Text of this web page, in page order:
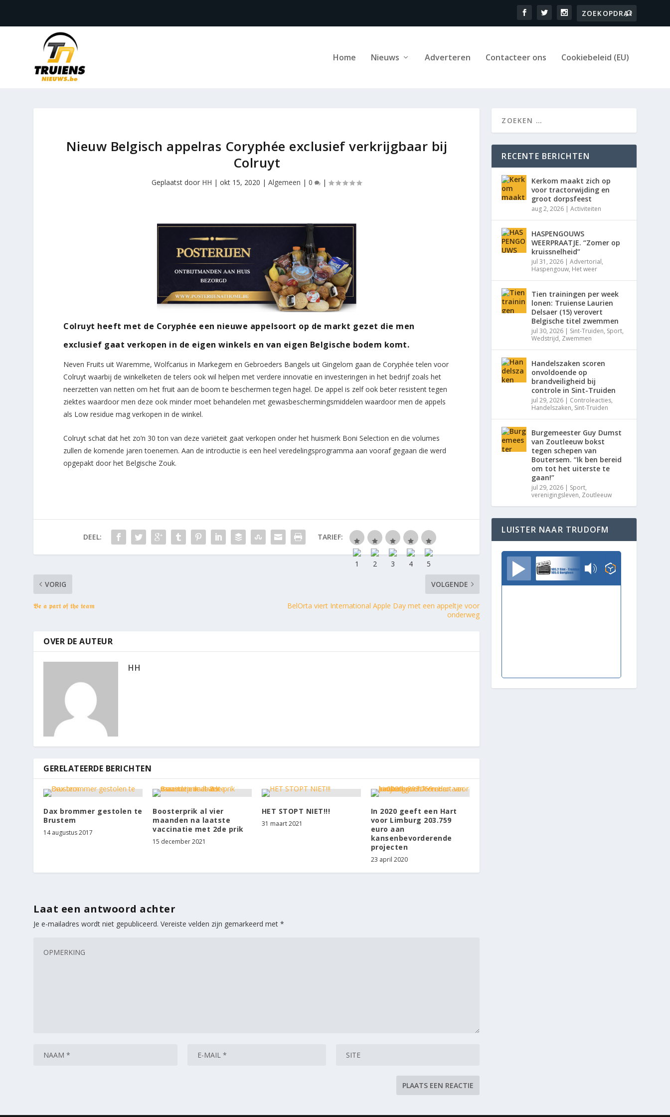
Home Nieuws Adverteren Contacteer ons Cookiebeleid (EU)
Nieuw Belgisch appelras Coryphée exclusief verkrijgbaar bij
Colruyt
Geplaatst door HH |okt 15, 2020 |Algemeen |0 |
Colruyt heeft met de Coryphée een nieuwe appelsoort op de markt gezet die men
exclusief gaat verkopen in de eigen winkels en van eigen Belgische bodem komt.
Neven Fruits uit Waremme, Wolfcarius in Markegem en Gebroeders Bangels uit Gingelom gaan de Coryphée telen voor
Colruyt waarbij de winkelketen de telers ook wil helpen met verdere innovatie en investeringen in het bedrijf zoals het
neerzetten van netten om het fruit aan de boom te beschermen tegen hagel. De appel is zelf ook beter resistent tegen
ziektes waardoor men deze ook minder moet behandelen met gewasbeschermingsmiddelen waardoor men de appels
als Low residue mag verkopen in de winkel.
Colruyt schat dat het zo’n 30 ton van deze variëteit gaat verkopen onder het huismerk Boni Selection en die volumes
zullen de komende jaren toenemen. Aan de introductie is een heel veredelingsprogramma aan vooraf gegaan die werd
opgepakt door het Belgische Zouk.
DEEL: TARIEF:
VORIG
𝕭𝖊 𝖆 𝖕𝖆𝖗𝖙 𝖔𝖋 𝖙𝖍𝖊 𝖙𝖊𝖆𝖒
VOLGENDE
BelOrta viert International Apple Day met een appeltje voor
onderweg
OVER DE AUTEUR
HH
GERELATEERDE BERICHTEN
Dax brommer gestolen te
Brustem
14 augustus 2017
Boosterprik al vier
maanden na laatste
vaccinatie met 2de prik
15 december 2021
HET STOPT NIET!!!
31 maart 2021
In 2020 geeft een Hart
voor Limburg 203.759
euro aan
kansenbevorderende
projecten
23 april 2020
Laat een antwoord achter
Je e-mailadres wordt niet gepubliceerd. Vereiste velden zijn gemarkeerd met*
RECENTE BERICHTEN
Kerkom maakt zich op
voor tractorwijding en
groot dorpsfeest
aug 2, 2026 |Activiteiten
HASPENGOUWS
WEERPRAATJE. “Zomer op
kruissnelheid”
jul 31, 2026 |Advertorial,
Haspengouw, Het weer
Tien trainingen per week
lonen: Truiense Laurien
Delsaer (15) verovert
Belgische titel zwemmen
jul 30, 2026 | Sint-Truiden, Sport,
Wedstrijd, Zwemmen
Handelszaken scoren
onvoldoende op
brandveiligheid bij
controle in Sint-Truiden
jul 29, 2026 | Controleacties,
Handelszaken, Sint-Truiden
Burgemeester Guy Dumst
van Zoutleeuw bokst
tegen schepen van
Boutersem. “Ik ben bereid
om tot het uiterste te
gaan!”
jul 29, 2026 | Sport,
verenigingsleven, Zoutleeuw
LUISTER NAAR TRUDOFM
TrudoFM